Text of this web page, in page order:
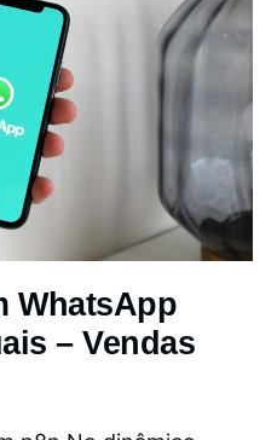
WhatsApp
– Vendas